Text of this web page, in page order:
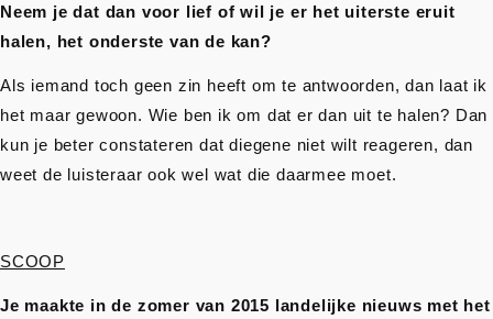
Neem je dat dan voor lief of wil je er het uiterste eruit
halen, het onderste van de kan?
Als iemand toch geen zin heeft om te antwoorden, dan laat ik
het maar gewoon. Wie ben ik om dat er dan uit te halen? Dan
kun je beter constateren dat diegene niet wilt reageren, dan
weet de luisteraar ook wel wat die daarmee moet.
SCOOP
Je maakte in de zomer van 2015 landelijke nieuws met het